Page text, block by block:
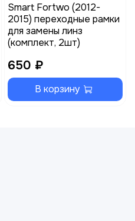
Smart Fortwo (2012-
2015) переходные рамки
для замены линз
(комплект, 2шт)
650 ₽
В корзину